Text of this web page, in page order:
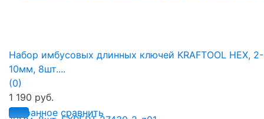
избранное сравнить
Набор имбусовых длинных ключей KRAFTOOL HEX, 2-
10мм, 8шт....
(0)
1 190 руб.